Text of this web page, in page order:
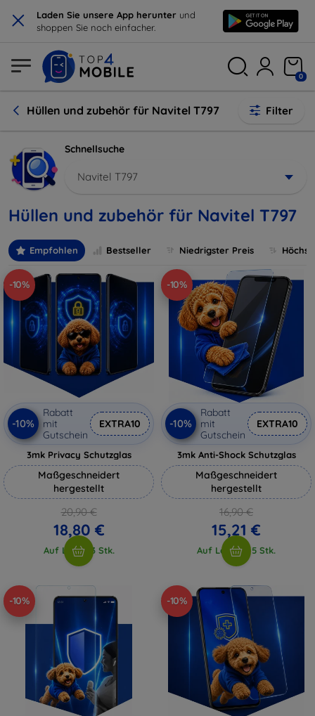
× Laden Sie unsere App herunter und
shoppen Sie noch einfacher.
0
Hüllen und zubehör für Navitel T797 Filter
Schnellsuche
Navitel T797
Hüllen und zubehör für Navitel T797
Empfohlen Bestseller Niedrigster Preis
-10%
-10%
Rabatt
mit
Gutschein
EXTRA10
3mk Privacy Schutzglas
Maßgeschneidert
hergestellt
20,90 €
18,80 €
Auf Lager 3 Stk.
-10%
-10%
Rabatt
mit
Gutschein
EXTRA10
3mk Anti-Shock Schutzglas
Maßgeschneidert
hergestellt
16,90 €
15,21 €
Auf Lager > 5 Stk.
-10% -10%